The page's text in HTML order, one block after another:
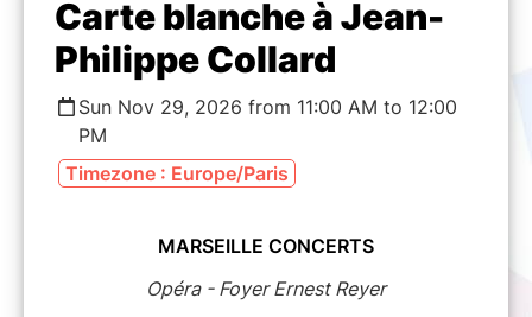
Carte blanche à Jean-
Philippe Collard
Sun Nov 29, 2026 from 11:00 AM to 12:00
PM
Timezone : Europe/Paris
MARSEILLE CONCERTS
Opéra - Foyer Ernest Reyer